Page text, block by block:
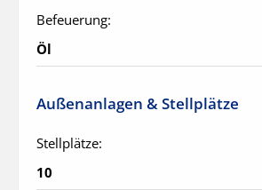
Befeuerung:
Öl
Außenanlagen & Stellplätze
Stellplätze:
10